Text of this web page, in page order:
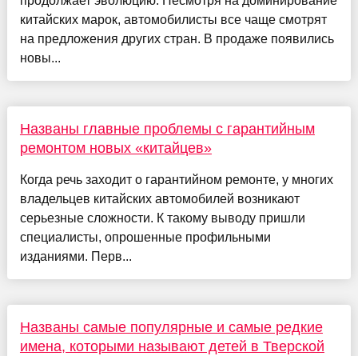
китайских марок, автомобилисты все чаще смотрят
на предложения других стран. В продаже появились
новы...
Названы главные проблемы с гарантийным
ремонтом новых «китайцев»
Когда речь заходит о гарантийном ремонте, у многих
владельцев китайских автомобилей возникают
серьезные сложности. К такому выводу пришли
специалисты, опрошенные профильными
изданиями. Перв...
Названы самые популярные и самые редкие
имена, которыми называют детей в Тверской